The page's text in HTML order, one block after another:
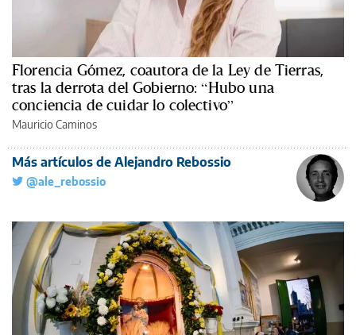
Florencia Gómez, coautora de la Ley de Tierras,
tras la derrota del Gobierno: “Hubo una
conciencia de cuidar lo colectivo”
Mauricio Caminos
Más artículos de Alejandro Rebossio
@ale_rebossio